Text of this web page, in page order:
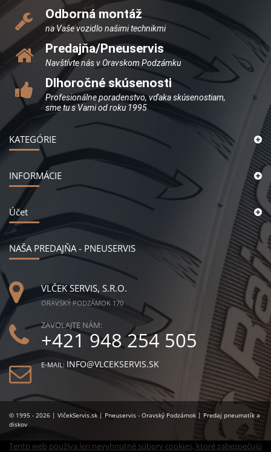
Odborná montáž
na Vaše vozidlo našimi technikmi
Predajňa/Pneuservis
Navštívte nás v Oravskom Podzámku
Dlhoročné skúsenosti
Profesionálne poradenstvo, vďaka skúsenostiam,
sme tu s Vami od roku 1995
KATEGÓRIE
INFORMÁCIE
© 1995 - 2026 | VlčekServis.sk | Pneuservis - Oravský Podzámok | Predaj pneumatík a
diskov
Účet
NAŠA PREDAJŇA - PNEUSERVIS
VLČEK SERVIS, S.R.O.
ORAVSKÝ PODZÁMOK 170
ZAVOLAJTE NÁM:
+421 948 254 505
E-MAIL: INFO@VLCEKSERVIS.SK
Tento web používa len nevyhnutné súbory cookies, ktoré zabezpečujú